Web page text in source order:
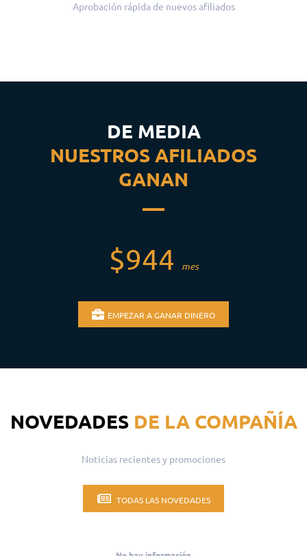
Aprobación rápida de nuevos afiliados
DE MEDIA
NUESTROS AFILIADOS
GANAN
$944 mes
EMPEZAR A GANAR DINERO
NOVEDADESDE LA COMPAÑÍA
Noticias recientes y promociones
TODAS LAS NOVEDADES